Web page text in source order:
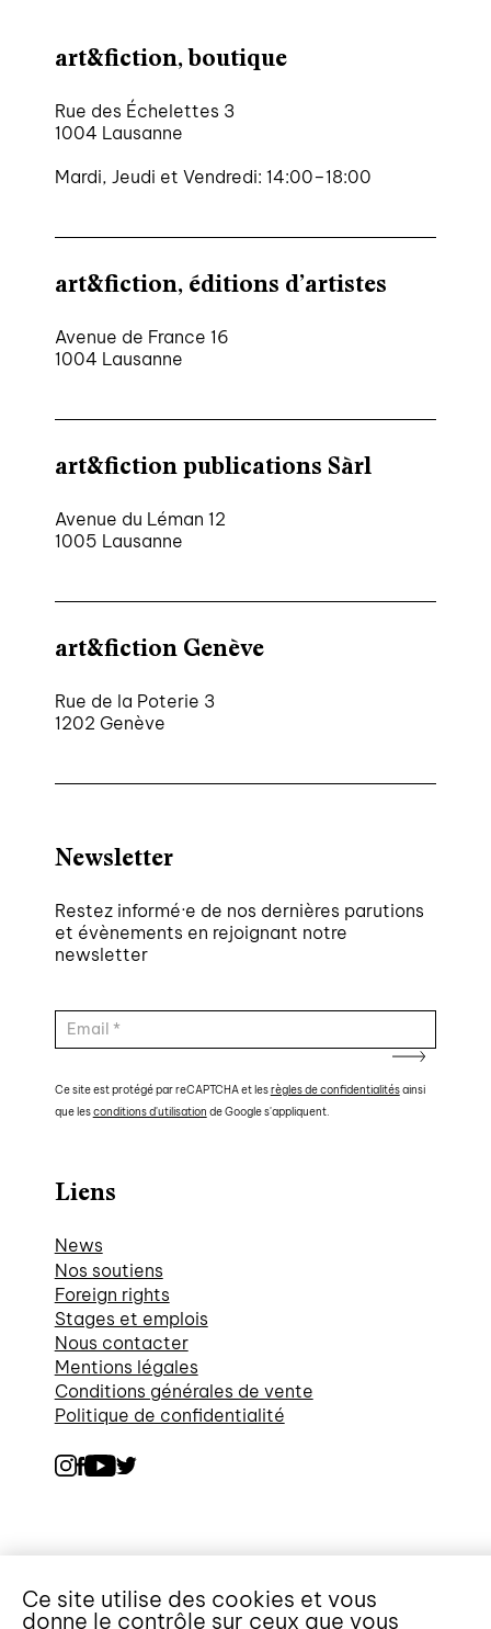
art&fiction, boutique
Rue des Échelettes 3
1004 Lausanne
Mardi, Jeudi et Vendredi: 14:00–18:00
art&fiction, éditions d’artistes
Avenue de France 16
1004 Lausanne
art&fiction publications Sàrl
Avenue du Léman 12
1005 Lausanne
art&fiction Genève
Rue de la Poterie 3
1202 Genève
Newsletter
Restez informé·e de nos dernières parutions
et évènements en rejoignant notre
newsletter
Ce site est protégé par reCAPTCHA et lesrègles de confidentialitésainsi
que lesconditions d'utilisation de Google s'appliquent.
Liens
News
Nos soutiens
Foreign rights
Stages et emplois
Nous contacter
Mentions légales
Conditions générales de vente
Politique de confidentialité
Ce site utilise des cookies et vous
donne le contrôle sur ceux que vous